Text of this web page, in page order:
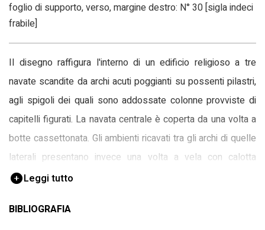
foglio di supporto, verso, margine destro: N° 30 [sigla indeci
frabile]
Il disegno raffigura l'interno di un edificio religioso a tre
navate scandite da archi acuti poggianti su possenti pilastri,
agli spigoli dei quali sono addossate colonne provviste di
capitelli figurati. La navata centrale è coperta da una volta a
botte cassettonata. Gli ambienti ricavati tra gli archi di quelle
laterali presentano invece una volta a vela con calotta
rialzata. Grandi urne ospitate in nicchie e rilievi decorano
un candelabro monumentale di foggia elaborata e un
Leggi tutto
BIBLIOGRAFIA